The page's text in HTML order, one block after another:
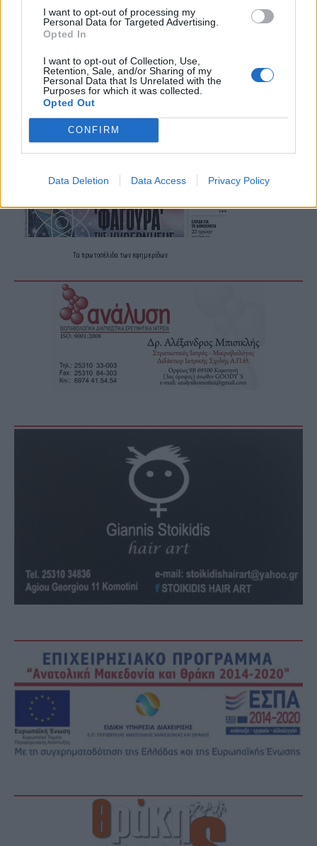
I want to opt-out of processing my
Personal Data for Targeted Advertising.
Opted In
I want to opt-out of Collection, Use,
Retention, Sale, and/or Sharing of my
Personal Data that Is Unrelated with the
Purposes for which it was collected.
Opted Out
CONFIRM
Data Deletion Data Access Privacy Policy
Τα πρωτοσέλιδα των εφημερίδων